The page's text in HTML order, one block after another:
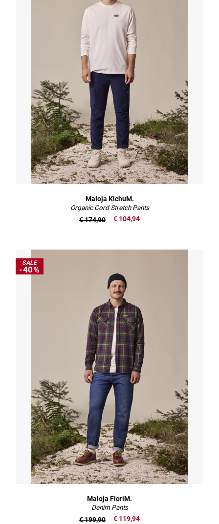
Maloja KichuM.
Organic Cord Stretch Pants
€ 104,94
€ 174,90
SALE
-40%
Maloja FioriM.
Denim Pants
€ 119,94
€ 199,90